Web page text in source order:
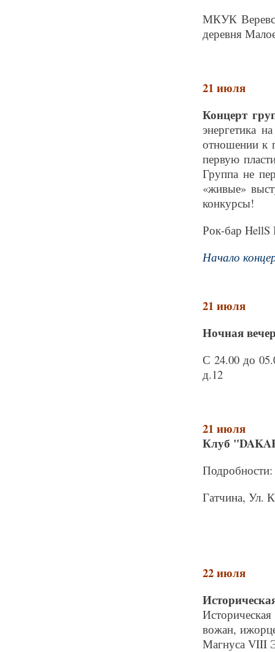
МКУК
деревня
21 июля
Концерт
энергетика
отношении к
первую
Группа не
«живые»
конкурсы!
Рок-бар HellS
Начало
21 июля
Ночная
С 24.00 до
д.12
21 июля
Клуб
Подробности:
Гатчина, Ул.
22 июля
вожан,
Магнуса VIII